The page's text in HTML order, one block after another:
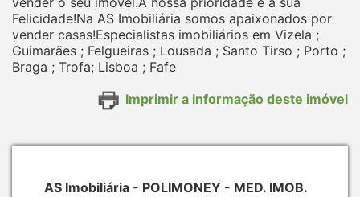
Felicidade!Na AS Imobiliária somos apaixonados por
vender casas!Especialistas imobiliários em Vizela ;
Guimarães ; Felgueiras ; Lousada ; Santo Tirso ; Porto ;
Braga ; Trofa; Lisboa ; Fafe
Imprimir a informação deste imóvel
AS Imobiliária - POLIMONEY - MED. IMOB.